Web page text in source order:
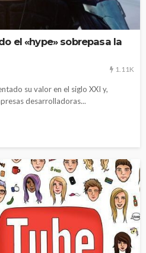
el «hype» sobrepasa la
1.11K
su valor en el siglo XXI y,
desarrolladoras...